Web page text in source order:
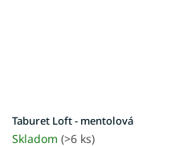
Taburet Loft - mentolová
Skladom (>6 ks)